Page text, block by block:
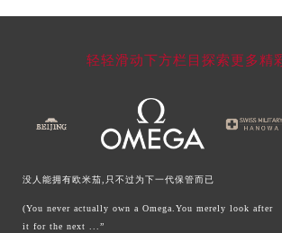
轻轻滑动下方栏目探索更多精
没人能拥有欧米茄,只不过为下一代保管而已
(You never actually own a Omega.You merely look after
it for the next ...”